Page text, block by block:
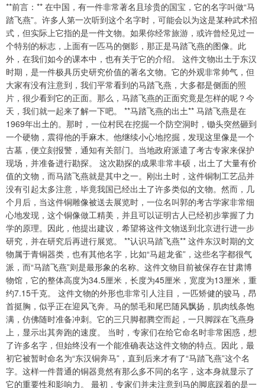
**前言：** 在中国，有一件非常著名且珍贵的国宝，它的名字叫做“马
踏飞燕”。许多人第一次听到这个名字时，可能会以为这是某种武术招
式，但实际上它指的是一件文物。如果你经常旅游，或许曾经见过一
个特别的标志，上面有一匹马的侧影，那正是马踏飞燕的图像。此
外，在我们如今的课本中，也有关于它的介绍。 这件文物出土于东汉
时期，是一件极具历史研究价值的著名文物。它的外观非常帅气，但
大家有没有注意到，我们平常看到的马踏飞燕，大多都是侧面的照
片，很少看到它的正面。那么，马踏飞燕的正面究竟是怎样的呢？今
天，我们就一起来了解一下吧。 **马踏飞燕的出土** 马踏飞燕是在
1969年出土的。那时，一位村民在挖掘一个防空洞时，锄头突然砸到
一个硬物，震得他的手麻木。他继续小心地挖掘，发现这里像是一个
古墓，便立刻报警，通知有关部门。当地政府派遣了考古专家来保护
现场，并准备进行勘探。 这次勘探的成果非常丰硕，出土了大量有价
值的文物，而马踏飞燕就是其中之一。刚出土时，这件铜制工艺品并
没有引起太多注意，毕竟我国已经出土了许多类似的文物。然而，几
个月后，当这件铜雕像被送去展览时，一位名叫郭的考古学家非常细
心地发现，这个铜像做工精美，并且可以证明古人已经初步掌握了力
学的原理。因此，他提出建议，希望将这件文物送到北京进行进一步
研究，并在研究后再进行展览。 **认识马踏飞燕** 这件东汉时期的文
物属于青铜器类，也有其他名字，比如“马超龙雀”，这些名字都很气
派，而“马踏飞燕”则是最形象的名称。这件文物目前被保存在甘肃博
物馆，它的整体高度为34.5厘米，长度为45厘米，宽度为13厘米，重
约7.15千克。 这件文物的外形也非常引人注目，一匹矫健的骏马，昂
首挺胸，似乎正在迎风飞奔。马的鬃毛和尾巴随风飘扬，肌肉线条饱
满，仿佛随时准备冲刺。它的三只脚都腾空而起，一只脚踩在飞燕身
上，显示出其奔跑的速度。 当时，专家们在给它命名时非常困惑，想
了许多名字，但始终没有一个能准确表达这件文物的特点。因此，最
初它被暂时命名为“东汉铜奔马”，直到后来才有了“马踏飞燕”这个名
字。这样一件普通的铜器竟然有那么多不同的名字，这本身就显示了
它的重要性和影响力。 最初，专家们并未注意到马的脚底踩着的是一